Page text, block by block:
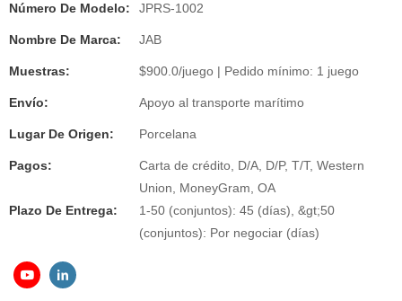
Número De Modelo: JPRS-1002
Nombre De Marca: JAB
Muestras: $900.0/juego | Pedido mínimo: 1 juego
Envío: Apoyo al transporte marítimo
Lugar De Origen: Porcelana
Pagos:
Carta de crédito, D/A, D/P, T/T, Western
Union, MoneyGram, OA
Plazo De Entrega:
1-50 (conjuntos): 45 (días), &gt;50
(conjuntos): Por negociar (días)